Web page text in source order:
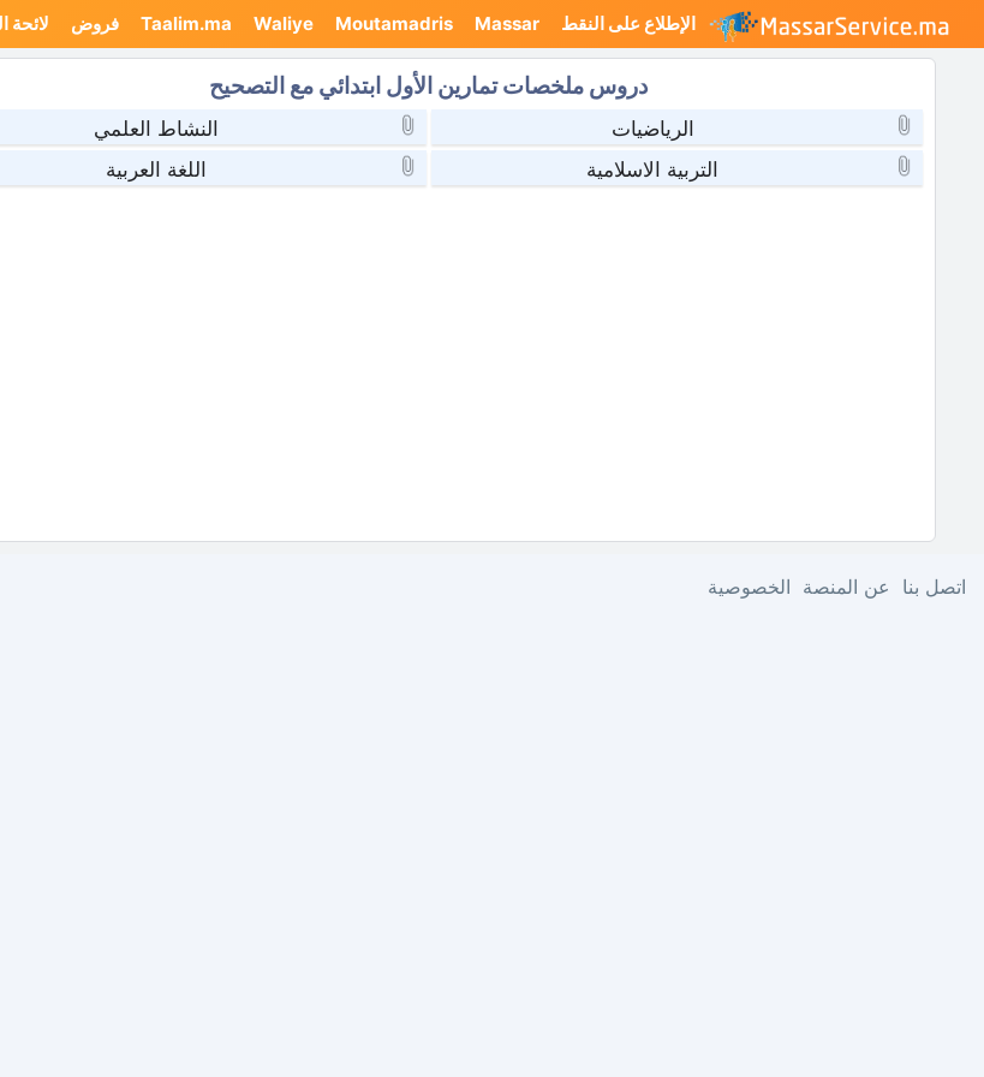
إلى
الإطلاع على النقط Massar
Moutamadris
Waliye
Taalim.ma فروض لائحة
دروس ملخصات تمارين الأول ابتدائي مع التصحيح
الرياضيات
النشاط العلمي
التربية الاسلامية
اللغة العربية
اتصل بنا عن المنصة الخصوصية